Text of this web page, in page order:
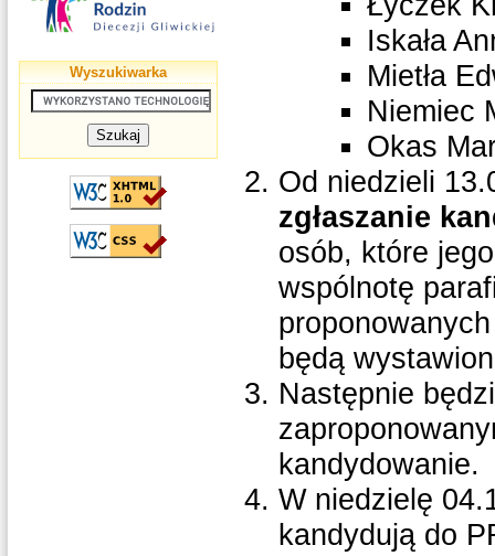
Wyszukiwarka
Iskała
Mietła
Niemiec
Okas
Od niedzieli
zgłaszanie
osób, które
wspólnotę
będą
Następnie
kandydowanie.
W niedzielę
kandydują do